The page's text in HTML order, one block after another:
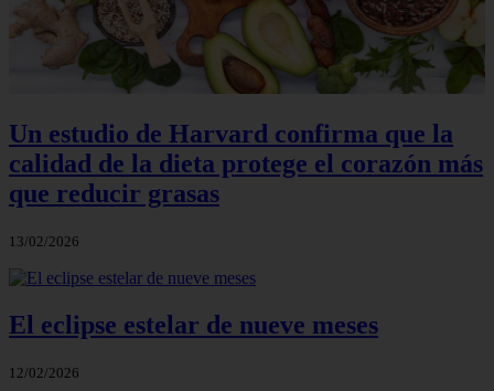
Un estudio de Harvard confirma que la
calidad de la dieta protege el corazón más
que reducir grasas
13/02/2026
El eclipse estelar de nueve meses
12/02/2026